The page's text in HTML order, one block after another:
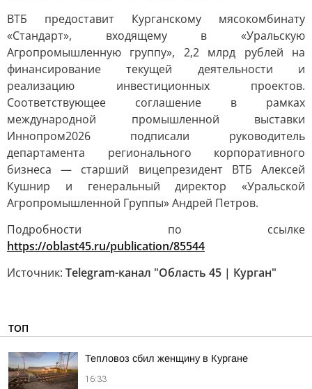
ВТБ предоставит Курганскому мясокомбинату
«Стандарт», входящему в «Уральскую
Агропромышленную группу», 2,2 млрд рублей на
финансирование текущей деятельности и
реализацию инвестиционных проектов.
Соответствующее соглашение в рамках
международной промышленной выставки
Иннопром2026 подписали руководитель
департамента регионального корпоративного
бизнеса — старший вицепрезидент ВТБ Алексей
Кушнир и генеральный директор «Уральской
Агропромышленной Группы» Андрей Петров.
Подробности по ссылке
https://oblast45.ru/publication/85544
Источник: Telegram-канал "Область 45 | Курган"
ТОП
Тепловоз сбил женщину в Кургане
16:33